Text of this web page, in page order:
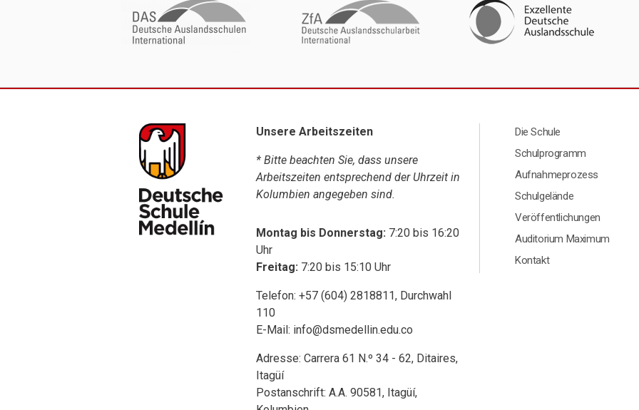
Unsere Arbeitszeiten
* Bitte beachten Sie, dass unsere
Arbeitszeiten entsprechend der Uhrzeit in
Kolumbien angegeben sind.
Montag bis Donnerstag: 7:20 bis 16:20
Uhr
Freitag: 7:20 bis 15:10 Uhr
Telefon: +57 (604) 2818811, Durchwahl
110
E-Mail: info@dsmedellin.edu.co
Adresse: Carrera 61 N.º 34 - 62, Ditaires,
Itagüí
Postanschrift: A.A. 90581, Itagüí,
Menú Principal Footer
Die Schule
Schulprogramm
Aufnahmeprozess
Schulgelände
Veröffentlichungen
Auditorium Maximum
Kontakt